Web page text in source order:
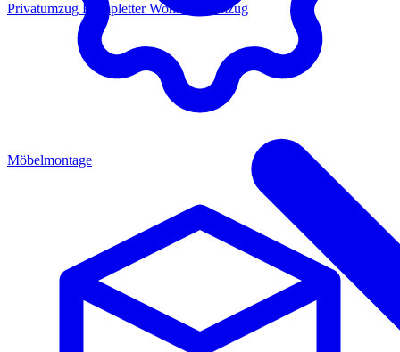
Privatumzug Kompletter Wohnungsumzug
Möbelmontage